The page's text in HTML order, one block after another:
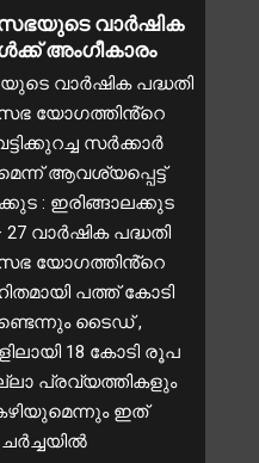
വാർഷിക
അംഗീകാരം
വാർഷിക പദ്ധതി
യോഗത്തിൻ്റെ
സർക്കാർ
ആവശ്യപ്പെട്ട്
: ഇരിങ്ങാലക്കുട
വാർഷിക പദ്ധതി
യോഗത്തിൻ്റെ
പത്ത് കോടി
ടൈഡ് ,
18 കോടി രൂപ
പ്രവ്യത്തികളും
ഇത്